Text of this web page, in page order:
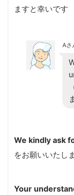
ますと幸いです
Aさ
We kindly ask
をお願いいたし
Your